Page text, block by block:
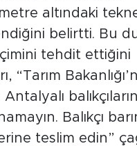
altındaki
belirtti. Bu
tehdit ettiğini
“Tarım
balıkçıların
Balıkçı
teslim edin”